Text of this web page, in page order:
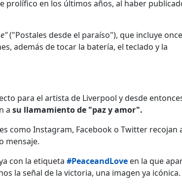
prolífico en los últimos años, al haber
("Postales desde el paraíso"), que incluye once
además de tocar la batería, el teclado y la
para el artista de Liverpool y desde
a su llamamiento de "paz y amor".
como Instagram, Facebook o Twitter recojan
mensaje.
con la etiqueta #PeaceandLove en la que
la señal de la victoria, una imagen ya icónica.